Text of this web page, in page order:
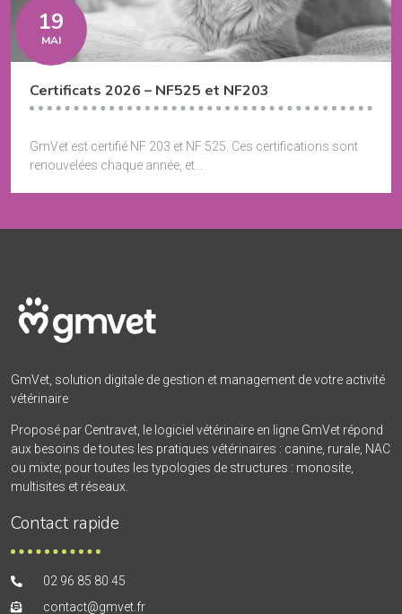
19
MAI
Certificats 2026 – NF525 et NF203
GmVet est certifié NF 203 et NF 525. Ces certifications sont
renouvelées chaque année, et...
GmVet, solution digitale de gestion et management de votre activité
vétérinaire
Proposé par Centravet, le logiciel vétérinaire en ligne GmVet répond
aux besoins de toutes les pratiques vétérinaires : canine, rurale, NAC
ou mixte; pour toutes les typologies de structures : monosite,
multisites et réseaux.
Contact rapide
02 96 85 80 45
contact@gmvet.fr